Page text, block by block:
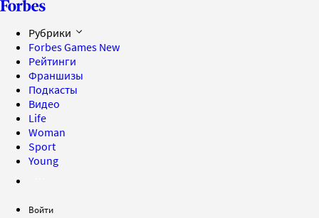
Рубрики
Forbes Games New
Рейтинги
Франшизы
Подкасты
Видео
Life
Woman
Sport
Young
Войти